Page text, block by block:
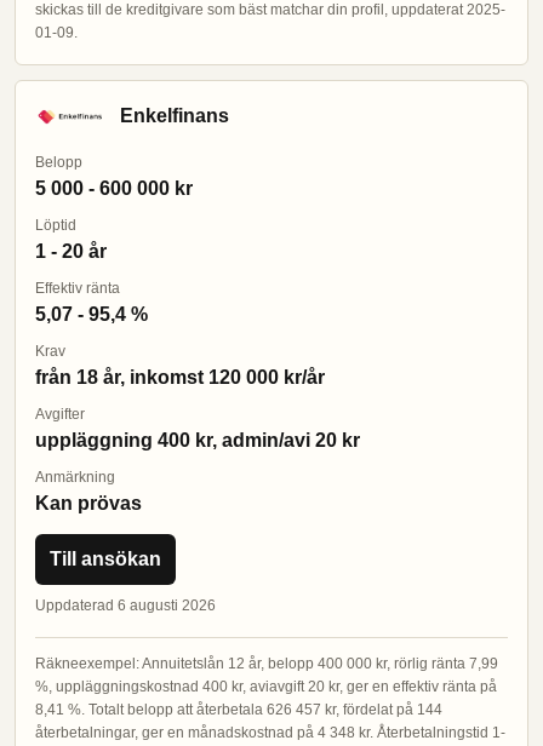
skickas till de kreditgivare som bäst matchar din profil, uppdaterat 2025-
01-09.
Enkelfinans
Belopp
5 000 - 600 000 kr
Löptid
1 - 20 år
Effektiv ränta
5,07 - 95,4 %
Krav
från 18 år, inkomst 120 000 kr/år
Avgifter
uppläggning 400 kr, admin/avi 20 kr
Anmärkning
Kan prövas
Till ansökan
Uppdaterad 6 augusti 2026
Räkneexempel: Annuitetslån 12 år, belopp 400 000 kr, rörlig ränta 7,99
%, uppläggningskostnad 400 kr, aviavgift 20 kr, ger en effektiv ränta på
8,41 %. Totalt belopp att återbetala 626 457 kr, fördelat på 144
återbetalningar, ger en månadskostnad på 4 348 kr. Återbetalningstid 1-